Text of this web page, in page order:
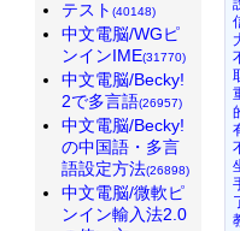
テスト (40148)
中文電脳/WGピ
ンインIME(31770)
中文電脳/Becky!
2で多言語(26957)
中文電脳/Becky!
の中国語・多言
語設定方法(26898)
中文電脳/微軟ピ
ンイン輸入法2.0